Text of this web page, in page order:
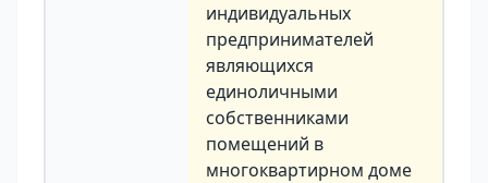
индивидуальных
предпринимателей
являющихся
единоличными
собственниками
помещений в
многоквартирном доме